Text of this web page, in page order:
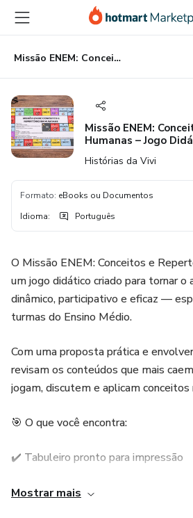
para
conteúdo
principal
para
pagamento
para
rodapé
Missão ENEM: Conceitos e Repertório em Humanas – Jogo Didático com +50 Perguntas
Missão ENEM:
Humanas – Jogo
Perguntas
Histórias da Vivi
Formato: eBooks ou Documentos
Idioma: Português
O Missão ENEM: Conceitos e
um jogo didático criado para tornar o
dinâmico, participativo e eficaz —
turmas do Ensino Médio.
Com uma proposta prática e
revisam os conteúdos que mais
jogam, discutem e aplicam conceitos
🎯 O que você encontra:
✔️ Tabuleiro pronto para impressão
✔️ +50 perguntas organizadas por
Mostrar mais